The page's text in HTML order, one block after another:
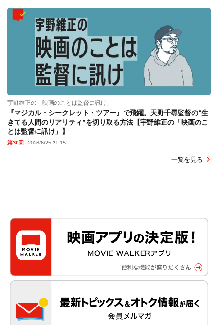
宇野維正の「映画のことは監督に訊け」
『マジカル・シークレット・ツアー』で飛躍。天野千尋監督の“生
きてる人間のリアリティ”を切り取る方法【宇野維正の「映画のこ
とは監督に訊け」】
第30回 2026/6/25 21:15
一覧を見る